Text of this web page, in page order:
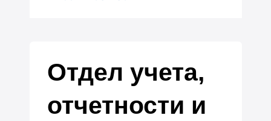
Отдел учета,
отчетности и